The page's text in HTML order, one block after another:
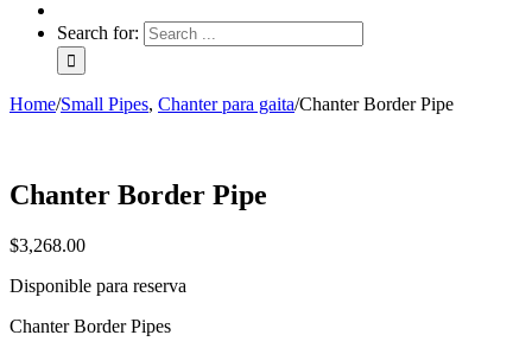
Search for:
Home/Small Pipes, Chanter para gaita/Chanter Border Pipe
Chanter Border Pipe
$3,268.00
Disponible para reserva
Chanter Border Pipes